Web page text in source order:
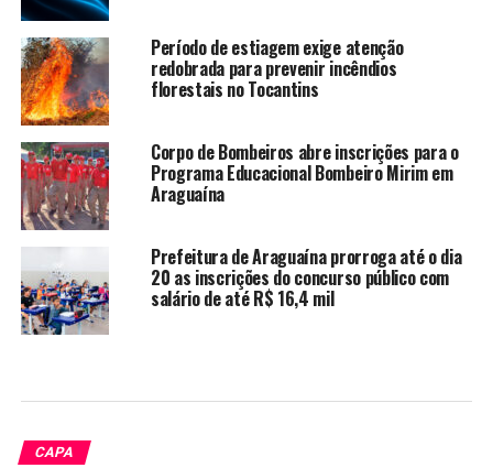
Período de estiagem exige atenção
redobrada para prevenir incêndios
florestais no Tocantins
Corpo de Bombeiros abre inscrições para o
Programa Educacional Bombeiro Mirim em
Araguaína
Prefeitura de Araguaína prorroga até o dia
20 as inscrições do concurso público com
salário de até R$ 16,4 mil
CAPA